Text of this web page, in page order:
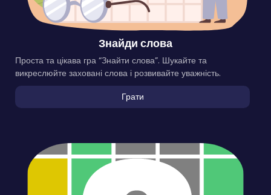
Знайди слова
Проста та цікава гра “Знайти слова”. Шукайте та
викреслюйте заховані слова і розвивайте уважність.
Грати